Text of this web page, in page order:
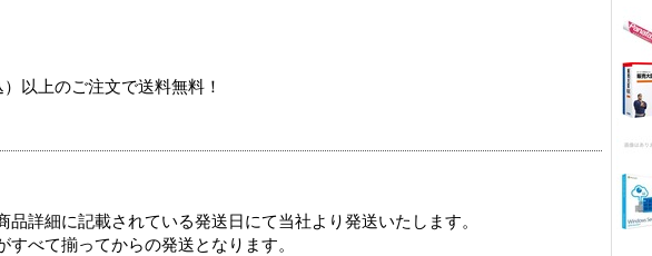
以上のご注文で送料無料！
詳細に記載されている発送日にて当社より発送いたします。
べて揃ってからの発送となります。